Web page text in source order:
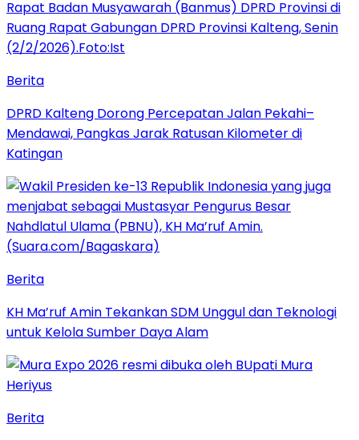
Berita
DPRD Kalteng Dorong Percepatan Jalan Pekahi–
Mendawai, Pangkas Jarak Ratusan Kilometer di
Katingan
Berita
KH Ma’ruf Amin Tekankan SDM Unggul dan Teknologi
untuk Kelola Sumber Daya Alam
Berita